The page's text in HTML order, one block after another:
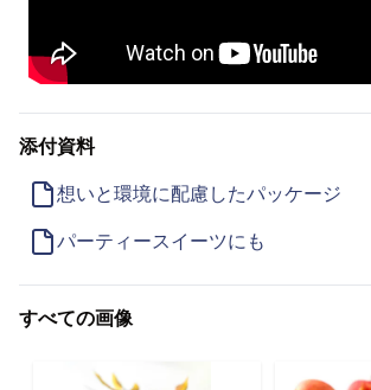
添付資料
想いと環境に配慮したパッケージ
パーティースイーツにも
すべての画像